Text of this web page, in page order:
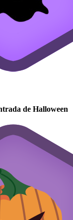
de Halloween